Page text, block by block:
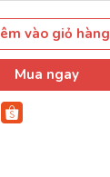
vào giỏ hàng
Mua ngay